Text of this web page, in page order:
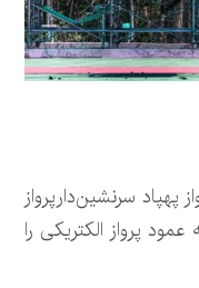
سرنشین‌دارپرواز
پرواز الکتریکی را